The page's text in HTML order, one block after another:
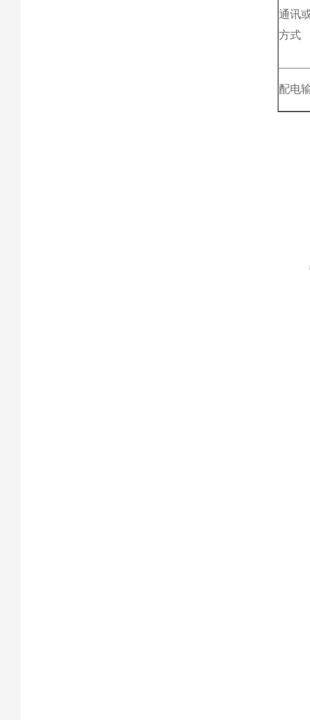
通讯
方式
配电